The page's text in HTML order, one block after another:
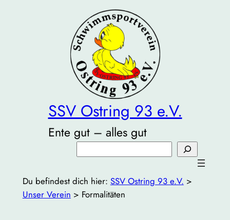
SSV Ostring 93 e.V.
Ente gut – alles gut
Du befindest dich hier: SSV Ostring 93 e.V. >
Unser Verein > Formalitäten